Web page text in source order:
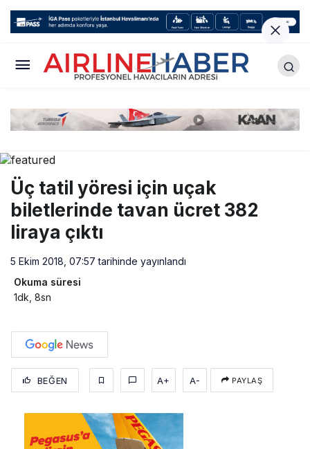
Üç tatil yöresi için uçak
biletlerinde tavan ücret 382
liraya çıktı
5 Ekim 2018, 07:57 tarihinde yayınlandı
Okuma süresi
1dk, 8sn
BEĞEN A+ A- PAYLAŞ